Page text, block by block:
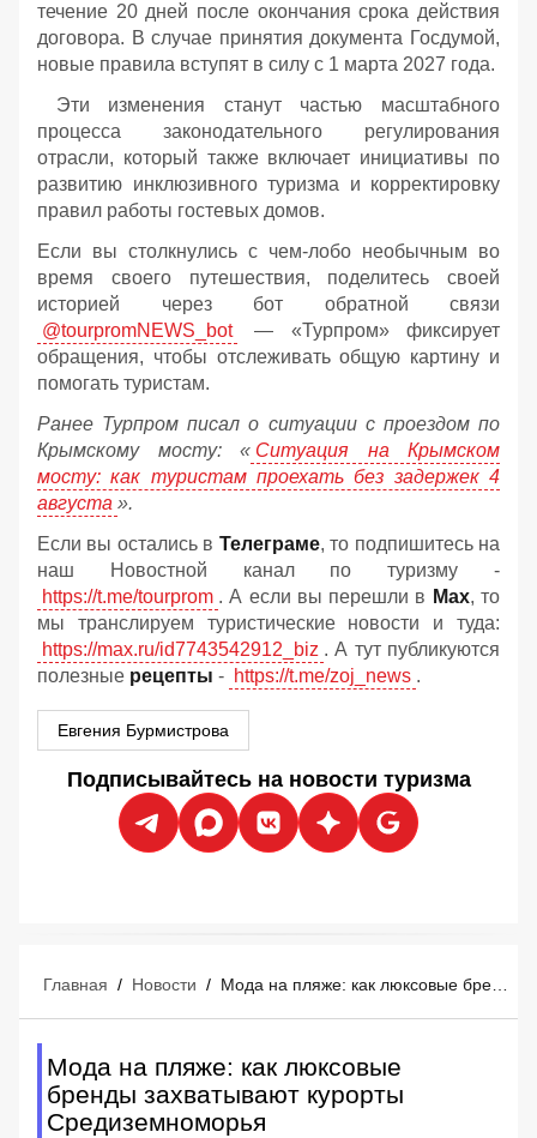
течение 20 дней после окончания срока действия
договора. В случае принятия документа Госдумой,
новые правила вступят в силу с 1 марта 2027 года.
Эти изменения станут частью масштабного
процесса законодательного регулирования
отрасли, который также включает инициативы по
развитию инклюзивного туризма и корректировку
правил работы гостевых домов.
Если вы столкнулись с чем-лобо необычным во
время своего путешествия, поделитесь своей
историей через бот обратной связи
@tourpromNEWS_bot
— «Турпром» фиксирует
обращения, чтобы отслеживать общую картину и
помогать туристам.
Ранее Турпром писал о ситуации с проездом по
Крымскому мосту: « Ситуация на Крымском
мосту: как туристам проехать без задержек 4
августа ».
Если вы остались в Телеграме, то подпишитесь на
наш Новостной канал по туризму -
https://t.me/tourprom . А если вы перешли в Мах, то
мы транслируем туристические новости и туда:
https://max.ru/id7743542912_biz . А тут публикуются
полезные рецепты - https://t.me/zoj_news .
Евгения Бурмистрова
Подписывайтесь на новости туризма
Главная / Новости / Мода на пляже: как люксовые бренды захватывают курорты Средиземноморья
Мода на пляже: как люксовые
бренды захватывают курорты
Средиземноморья